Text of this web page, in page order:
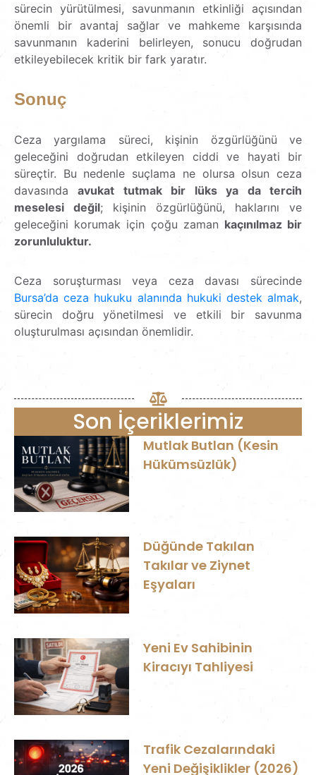
sürecin yürütülmesi, savunmanın etkinliği açısından
önemli bir avantaj sağlar ve mahkeme karşısında
savunmanın kaderini belirleyen, sonucu doğrudan
etkileyebilecek kritik bir fark yaratır.
Sonuç
Ceza yargılama süreci, kişinin özgürlüğünü ve
geleceğini doğrudan etkileyen ciddi ve hayati bir
süreçtir. Bu nedenle suçlama ne olursa olsun ceza
davasındaavukat tutmak bir lüks ya da tercih
meselesi değil; kişinin özgürlüğünü, haklarını ve
geleceğini korumak için çoğu zaman kaçınılmaz bir
zorunluluktur.
Ceza soruşturması veya ceza davası sürecinde
Bursa’da ceza hukuku alanında hukuki destek almak,
sürecin doğru yönetilmesi ve etkili bir savunma
oluşturulması açısından önemlidir.
Son İçeriklerimiz
Mutlak Butlan (Kesin
Hükümsüzlük)
Düğünde Takılan
Takılar ve Ziynet
Eşyaları
Yeni Ev Sahibinin
Kiracıyı Tahliyesi
Trafik Cezalarındaki
Yeni Değişiklikler (2026)